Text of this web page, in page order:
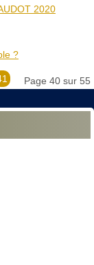
2020
?
Page 40 sur 55